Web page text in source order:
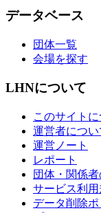
データベース
団体一覧
会場を探す
LHNについて
このサイトに
運営者につい
運営ノート
レポート
団体・関係
サービス利用
データ削除